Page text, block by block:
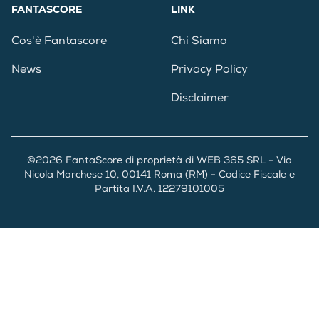
FANTASCORE
Cos'è Fantascore
News
LINK
Chi Siamo
Privacy Policy
Disclaimer
©2026 FantaScore di proprietà di WEB 365 SRL - Via
Nicola Marchese 10, 00141 Roma (RM) - Codice Fiscale e
Partita I.V.A. 12279101005